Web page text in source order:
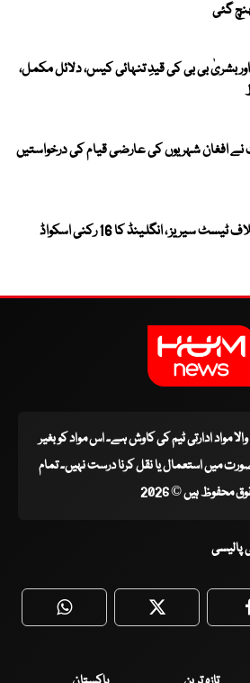
گئی
اور بشریٰ بی بی کی قیدِ تنہائی کیس، دلائل مکمل،
نے افغان شہریوں کی عارضی قیام کی درخواستیں
پاکستان کیخلاف ٹیسٹ سیریز ، انگلینڈ کا 16 رکنی اسکواڈ
مواد ادارتی ٹیم کی کاوش ہے۔ اس مواد کو بغیر
میں استعمال یا نقل کرنا درست نہیں۔ تمام
محفوظ ہیں © 2026
پالیسی
WhatsApp Twitter